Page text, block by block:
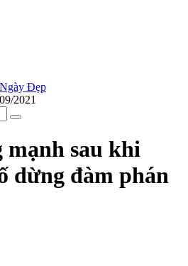
Ngày Đẹp
2021
mạnh sau khi
dừng đàm phán